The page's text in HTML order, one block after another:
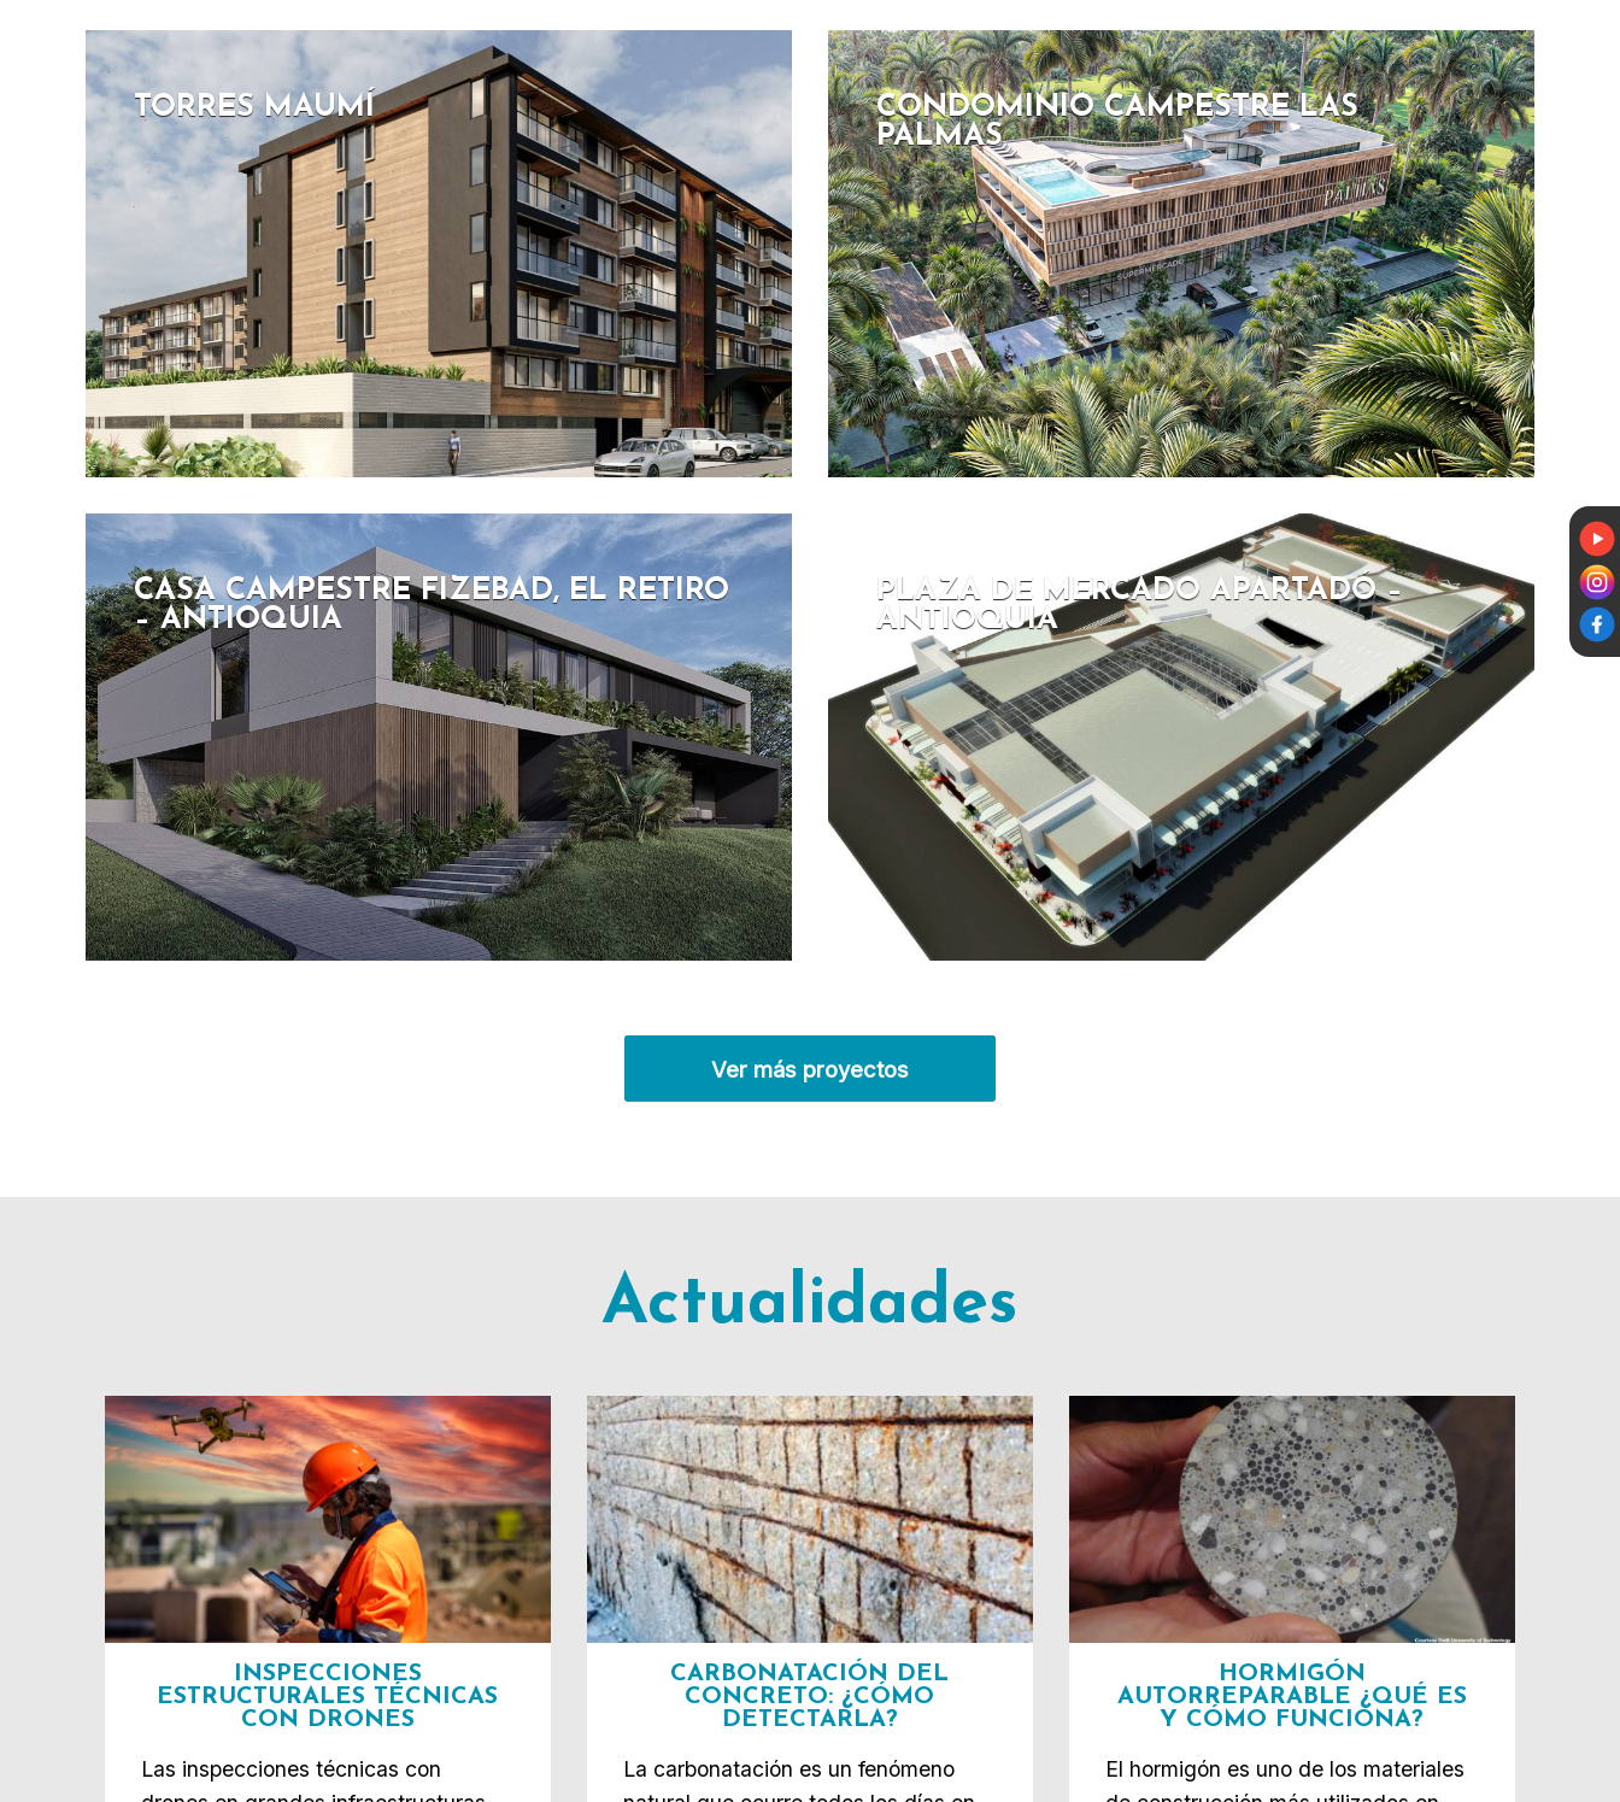
TORRES MAUMÍ
CONDOMINIO CAMPESTRE LAS
PALMAS
CASA CAMPESTRE FIZEBAD, EL RETIRO
– ANTIOQUIA
PLAZA DE MERCADO APARTADÓ –
ANTIOQUIA
Ver más proyectos
Actualidades
INSPECCIONES
ESTRUCTURALES TÉCNICAS
CON DRONES
Las inspecciones técnicas con
CARBONATACIÓN DEL
CONCRETO: ¿CÓMO
DETECTARLA?
La carbonatación es un fenómeno
HORMIGÓN
AUTORREPARABLE ¿QUÉ ES
Y CÓMO FUNCIONA?
El hormigón es uno de los materiales